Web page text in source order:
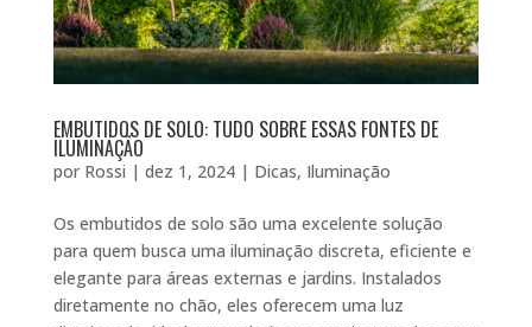
EMBUTIDOS DE SOLO: TUDO SOBRE ESSAS FONTES DE
ILUMINAÇÃO
por Rossi | dez 1, 2024| Dicas, Iluminação
Os embutidos de solo são uma excelente solução
para quem busca uma iluminação discreta, eficiente e
elegante para áreas externas e jardins. Instalados
diretamente no chão, eles oferecem uma luz